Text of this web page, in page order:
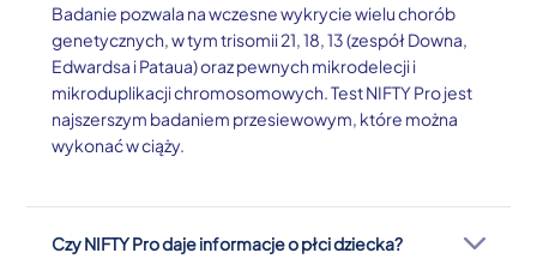
Badanie pozwala na wczesne wykrycie wielu chorób
genetycznych, w tym trisomii 21, 18, 13 (zespół Downa,
Edwardsa i Pataua) oraz pewnych mikrodelecji i
mikroduplikacji chromosomowych. Test NIFTY Pro jest
najszerszym badaniem przesiewowym, które można
wykonać w ciąży.
Czy NIFTY Pro daje informacje o płci dziecka?